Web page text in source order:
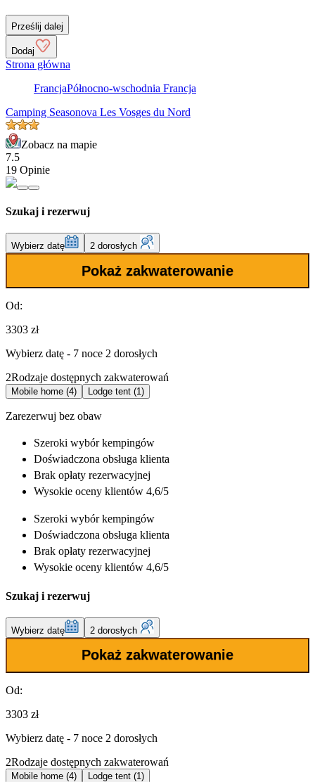
Prześlij dalej
Dodaj
Strona główna
FrancjaPółnocno-wschodnia Francja
Camping Seasonova Les Vosges du Nord
Zobacz na mapie
7.5
19 Opinie
Szukaj i rezerwuj
Wybierz datę 2 dorosłych
Pokaż zakwaterowanie
Od:
3303 zł
Wybierz datę - 7 noce 2 dorosłych
2Rodzaje dostępnych zakwaterowań
Mobile home (4) Lodge tent (1)
Zarezerwuj bez obaw
Szeroki wybórkempingów
Doświadczona obsługa klienta
Brak opłaty rezerwacyjnej
Wysokie oceny klientów 4,6/5
Szeroki wybórkempingów
Doświadczona obsługa klienta
Brak opłaty rezerwacyjnej
Wysokie oceny klientów 4,6/5
Szukaj i rezerwuj
Wybierz datę 2 dorosłych
Pokaż zakwaterowanie
Od:
3303 zł
Wybierz datę - 7 noce 2 dorosłych
2Rodzaje dostępnych zakwaterowań
Mobile home (4) Lodge tent (1)